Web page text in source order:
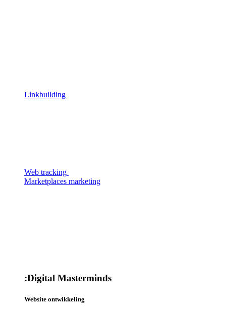
Linkbuilding
Web tracking
Marketplaces marketing
:Digital Masterminds
Website ontwikkeling